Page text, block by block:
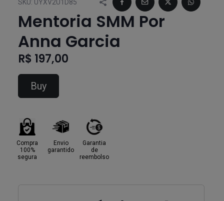
SKU: UYXV2U1D85
Mentoria SMM Por
Anna Garcia
R$ 197,00
Buy
Compra
100%
segura
Envio
garantido
Garantia
de
reembolso